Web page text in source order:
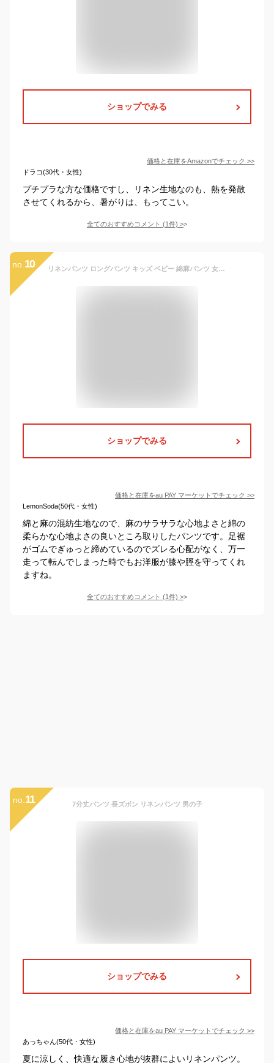
ショップでみる
価格と在庫をAmazonでチェック >>
ドラコ(30代・女性)
プチプラな方な価格ですし、リネン生地なのも、熱を発散
させてくれるから、暑がりは、もってこい。
全てのおすすめコメント (1件) >
no. 10 リネンパンツ ロングパンツ キッズ ベビー 綿麻パンツ 女の子 サルエルパンツ 男の子 子供服 長ズボン ボトムス 子供服 綿 麻 リネン 送
ショップでみる
価格と在庫をau PAY マーケット でチェック >>
LemonSoda(50代・女性)
綿と麻の混紡生地なので、麻のサラサラな心地よさと綿の
柔らかな心地よさの良いところ取りしたパンツです。足裾
がゴムでぎゅっと締めているのでズレる心配がなく、万一
走って転んでしまった時でもお洋服が膝や脛を守ってくれ
ますね。
全てのおすすめコメント (1件) >
no. 11 7分丈パンツ 長ズボン リネンパンツ 男の子
ショップでみる
価格と在庫をau PAY マーケット でチェック >>
あっちゃん(50代・女性)
夏に涼しく、快適な履き心地が抜群によいリネンパンツ。